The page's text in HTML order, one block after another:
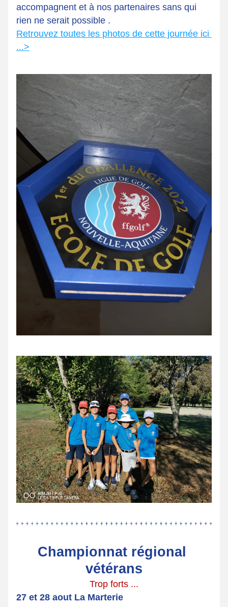
accompagnent et à nos partenaires sans qui
rien ne serait possible .
Retrouvez toutes les photos de cette journée ici
...>
Championnat régional
vétérans
Trop forts ...
27 et 28 aout La Marterie